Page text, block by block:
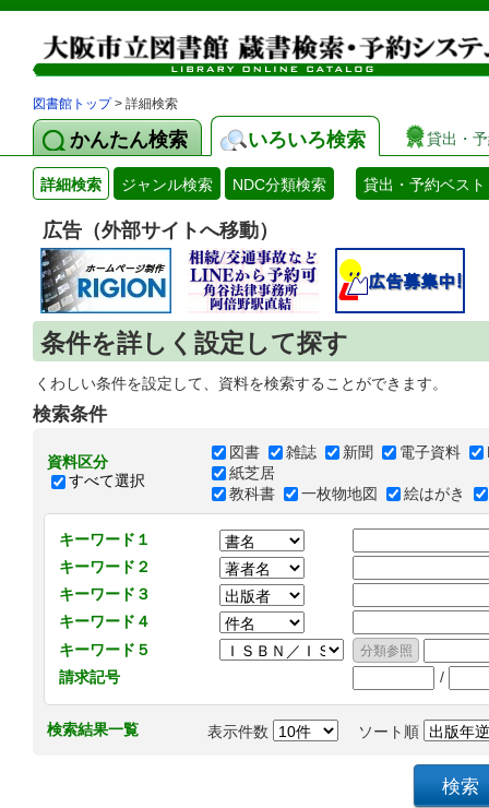
図書館トップ> 詳細検索
かんたん検索 いろいろ検索 貸出・
詳細検索 ジャンル検索 NDC分類検索 貸出・予約ベスト
広告（外部サイトへ移動）
条件を詳しく設定して探す
くわしい条件を設定して、資料を検索することができます。
検索条件
資料区分
すべて選択
図書 雑誌 新聞 電子資料
紙芝居
教科書
一枚物地図 絵はがき
キーワード１
キーワード２
キーワード３
キーワード４
キーワード５
請求記号
/
検索結果一覧 表示件数 ソート順